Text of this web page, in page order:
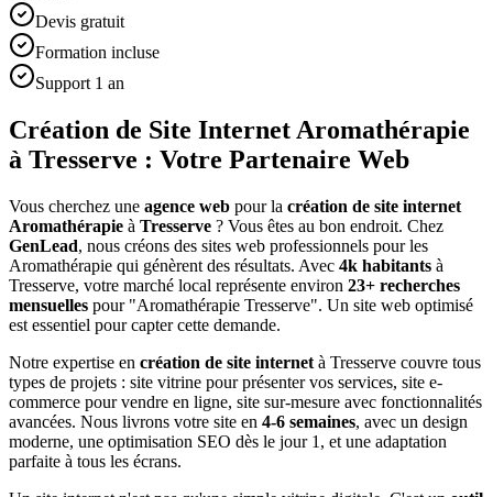
Devis gratuit
Formation incluse
Support 1 an
Création de Site Internet Aromathérapie
à Tresserve : Votre Partenaire Web
Vous cherchez une agence web pour la création de site internet
Aromathérapie à Tresserve ? Vous êtes au bon endroit. Chez
GenLead, nous créons des sites web professionnels pour les
Aromathérapie qui génèrent des résultats. Avec 4k habitants à
Tresserve, votre marché local représente environ 23+ recherches
mensuelles pour "Aromathérapie Tresserve". Un site web optimisé
est essentiel pour capter cette demande.
Notre expertise en création de site internet à Tresserve couvre tous
types de projets : site vitrine pour présenter vos services, site e-
commerce pour vendre en ligne, site sur-mesure avec fonctionnalités
avancées. Nous livrons votre site en 4-6 semaines, avec un design
moderne, une optimisation SEO dès le jour 1, et une adaptation
parfaite à tous les écrans.